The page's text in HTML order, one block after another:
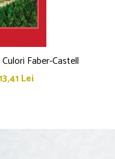
Faber-Castell
Lei